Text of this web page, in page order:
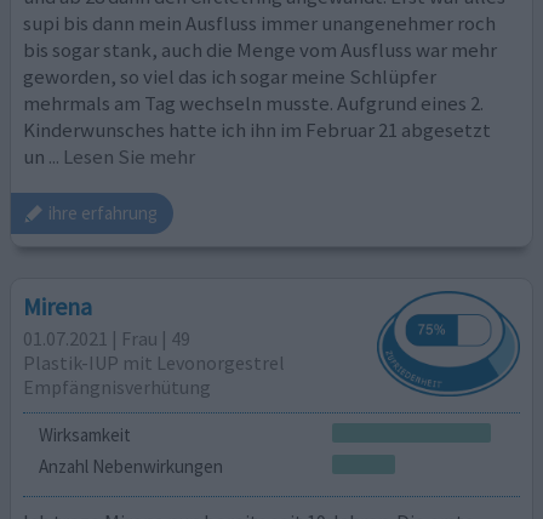
supi bis dann mein Ausfluss immer unangenehmer roch
bis sogar stank, auch die Menge vom Ausfluss war mehr
geworden, so viel das ich sogar meine Schlüpfer
mehrmals am Tag wechseln musste. Aufgrund eines 2.
Kinderwunsches hatte ich ihn im Februar 21 abgesetzt
un ... Lesen Sie mehr
ihre erfahrung
Mirena
01.07.2021 | Frau | 49
Plastik-IUP mit Levonorgestrel
Empfängnisverhütung
Wirksamkeit
Anzahl Nebenwirkungen